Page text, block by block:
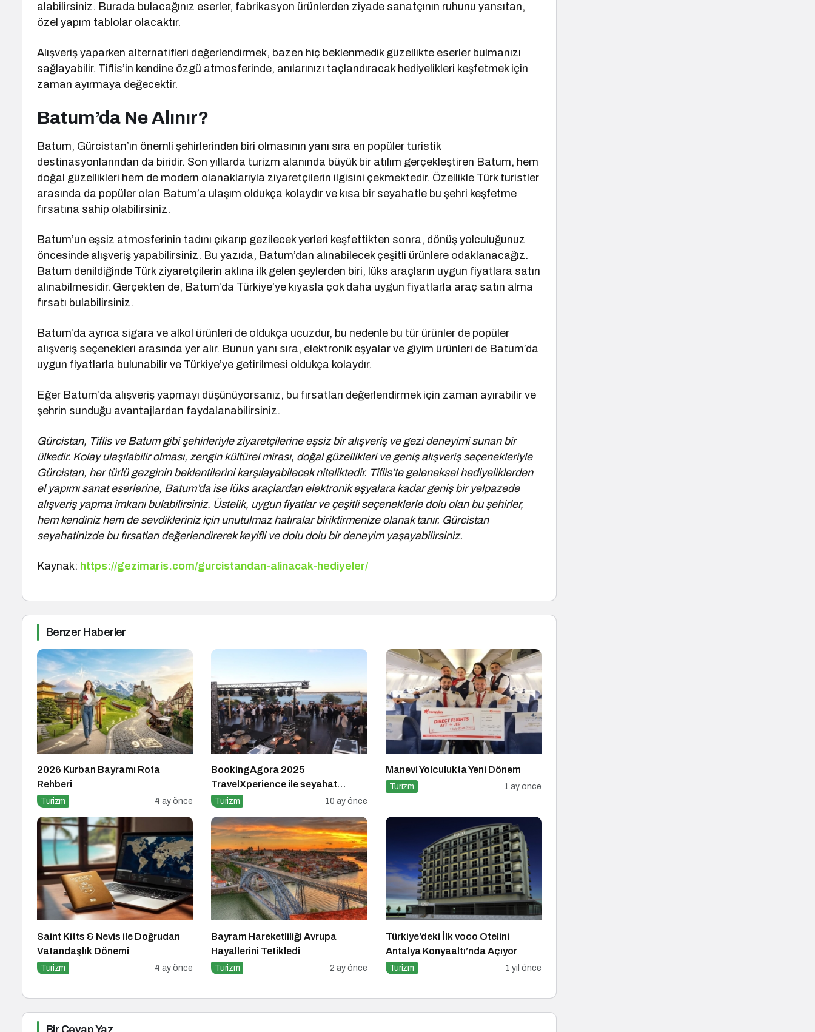
alabilirsiniz. Burada bulacağınız eserler, fabrikasyon ürünlerden ziyade sanatçının ruhunu yansıtan,
özel yapım tablolar olacaktır.
Alışveriş yaparken alternatifleri değerlendirmek, bazen hiç beklenmedik güzellikte eserler bulmanızı
sağlayabilir. Tiflis’in kendine özgü atmosferinde, anılarınızı taçlandıracak hediyelikleri keşfetmek için
zaman ayırmaya değecektir.
Batum’da Ne Alınır?
Batum, Gürcistan’ın önemli şehirlerinden biri olmasının yanı sıra en popüler turistik
destinasyonlarından da biridir. Son yıllarda turizm alanında büyük bir atılım gerçekleştiren Batum, hem
doğal güzellikleri hem de modern olanaklarıyla ziyaretçilerin ilgisini çekmektedir. Özellikle Türk turistler
arasında da popüler olan Batum’a ulaşım oldukça kolaydır ve kısa bir seyahatle bu şehri keşfetme
fırsatına sahip olabilirsiniz.
Batum’un eşsiz atmosferinin tadını çıkarıp gezilecek yerleri keşfettikten sonra, dönüş yolculuğunuz
öncesinde alışveriş yapabilirsiniz. Bu yazıda, Batum’dan alınabilecek çeşitli ürünlere odaklanacağız.
Batum denildiğinde Türk ziyaretçilerin aklına ilk gelen şeylerden biri, lüks araçların uygun fiyatlara satın
alınabilmesidir. Gerçekten de, Batum’da Türkiye’ye kıyasla çok daha uygun fiyatlarla araç satın alma
fırsatı bulabilirsiniz.
Batum’da ayrıca sigara ve alkol ürünleri de oldukça ucuzdur, bu nedenle bu tür ürünler de popüler
alışveriş seçenekleri arasında yer alır. Bunun yanı sıra, elektronik eşyalar ve giyim ürünleri de Batum’da
uygun fiyatlarla bulunabilir ve Türkiye’ye getirilmesi oldukça kolaydır.
Eğer Batum’da alışveriş yapmayı düşünüyorsanız, bu fırsatları değerlendirmek için zaman ayırabilir ve
şehrin sunduğu avantajlardan faydalanabilirsiniz.
Gürcistan, Tiflis ve Batum gibi şehirleriyle ziyaretçilerine eşsiz bir alışveriş ve gezi deneyimi sunan bir
ülkedir. Kolay ulaşılabilir olması, zengin kültürel mirası, doğal güzellikleri ve geniş alışveriş seçenekleriyle
Gürcistan, her türlü gezginin beklentilerini karşılayabilecek niteliktedir. Tiflis’te geleneksel hediyeliklerden
el yapımı sanat eserlerine, Batum’da ise lüks araçlardan elektronik eşyalara kadar geniş bir yelpazede
alışveriş yapma imkanı bulabilirsiniz. Üstelik, uygun fiyatlar ve çeşitli seçeneklerle dolu olan bu şehirler,
hem kendiniz hem de sevdikleriniz için unutulmaz hatıralar biriktirmenize olanak tanır. Gürcistan
seyahatinizde bu fırsatları değerlendirerek keyifli ve dolu dolu bir deneyim yaşayabilirsiniz.
Kaynak: https://gezimaris.com/gurcistandan-alinacak-hediyeler/
Benzer Haberler
2026 Kurban Bayramı Rota
Rehberi
Turizm 4 ay önce
BookingAgora 2025
TravelXperience ile seyahat
sektörü Six Senses Kocataş
Turizm 10 ay önce
Manevi Yolculukta Yeni Dönem
Turizm 1 ay önce
Saint Kitts & Nevis ile Doğrudan
Vatandaşlık Dönemi
Turizm 4 ay önce
Bayram Hareketliliği Avrupa
Hayallerini Tetikledi
Turizm 2 ay önce
Türkiye’deki İlk voco Otelini
Antalya Konyaaltı’nda Açıyor
Turizm 1 yıl önce